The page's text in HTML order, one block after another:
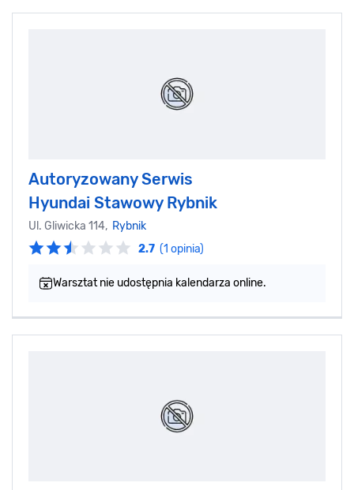
Autoryzowany Serwis
Hyundai Stawowy Rybnik
Ul. Gliwicka 114, Rybnik
2.7 (1 opinia)
Warsztat nie udostępnia kalendarza online.